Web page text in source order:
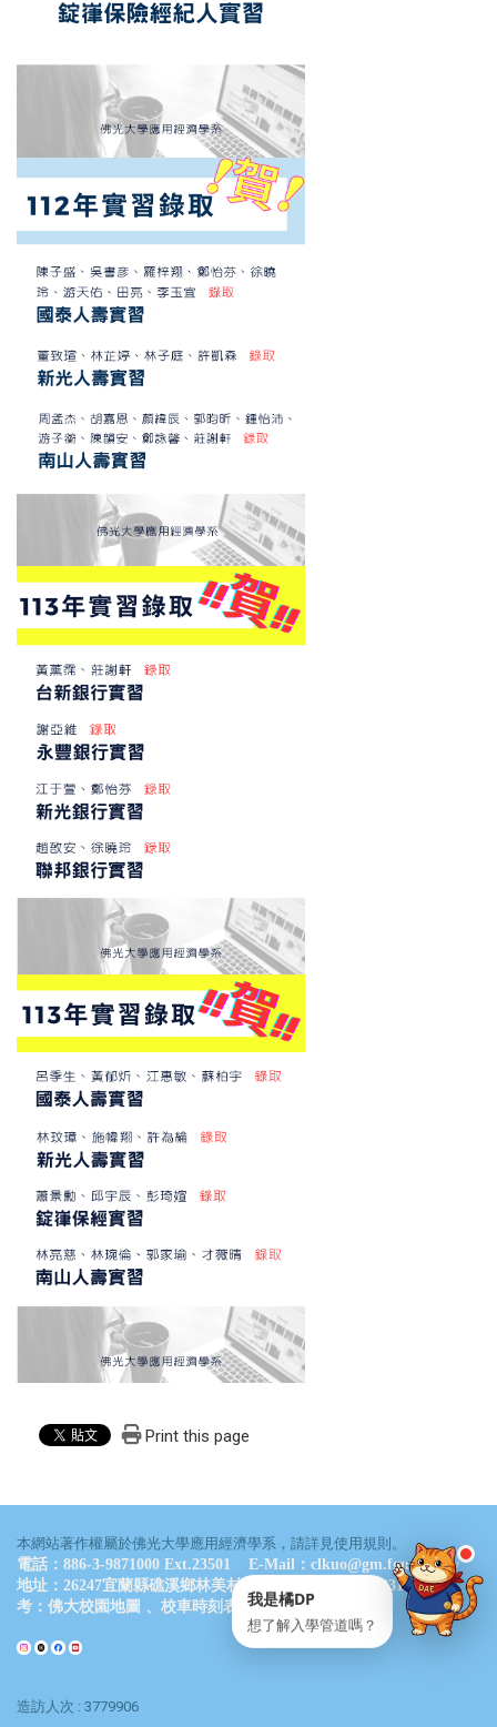
Print this page
本網站著作權屬於佛光大學應用經濟學系，請詳見使用規則。
電話：886-3-9871000 Ext.23501 E-Mail：clkuo@gm.fgu.edu.tw
地址：26247宜蘭縣礁溪鄉林美村林尾路160號 德香樓B311室 參
考： 佛大校園地圖 、 校車時刻表 我是橘DP
想了解入學管道嗎？
通常 24 小時內回覆・服務時間：09:00–17:00
造訪人次 : 3779906